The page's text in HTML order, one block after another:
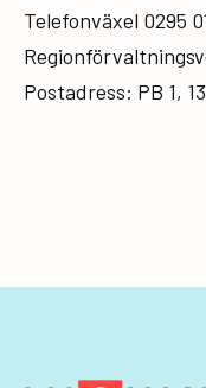
Telefonväxel 0295
Postadress: PB 1,